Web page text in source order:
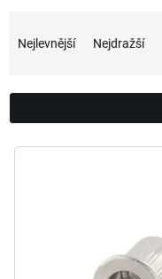
n
í
r
Nejlevnější Nejdražší
V